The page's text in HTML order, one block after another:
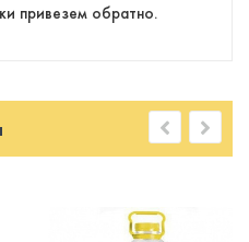
привезем обратно.